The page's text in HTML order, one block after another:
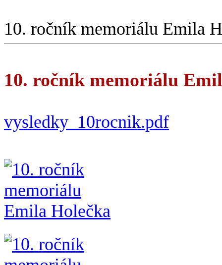
10. ročník memoriálu Emila
10. ročník memoriálu
vysledky_10rocnik.pdf